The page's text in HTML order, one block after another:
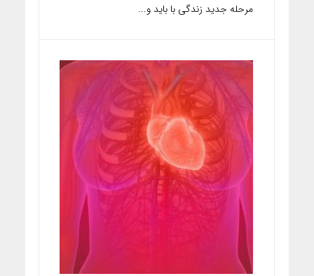
مرحله جدید زندگی با باید و...